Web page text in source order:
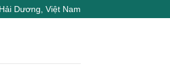
Dương, Việt Nam